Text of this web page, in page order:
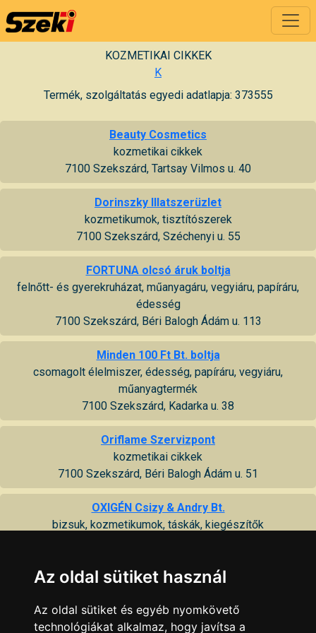
KOZMETIKAI CIKKEK
K
Termék, szolgáltatás egyedi adatlapja: 373555
Beauty Cosmetics
kozmetikai cikkek
7100 Szekszárd, Tartsay Vilmos u. 40
Dorinszky Illatszerüzlet
kozmetikumok, tisztítószerek
7100 Szekszárd, Széchenyi u. 55
FORTUNA olcsó áruk boltja
felnőtt- és gyerekruházat, műanyagáru, vegyiáru, papíráru,
édesség
7100 Szekszárd, Béri Balogh Ádám u. 113
Minden 100 Ft Bt. boltja
csomagolt élelmiszer, édesség, papíráru, vegyiáru,
műanyagtermék
7100 Szekszárd, Kadarka u. 38
Oriflame Szervizpont
kozmetikai cikkek
7100 Szekszárd, Béri Balogh Ádám u. 51
OXIGÉN Csizy & Andry Bt.
bizsuk, kozmetikumok, táskák, kiegészítők
Pannon Profit '99 Kft.
flakonok előállítása, élelmiszeripari termékek csomagolása
7100 Szekszárd, Tartsay Vilmos u. 10
Az oldal sütiket használ
Az oldal sütiket és egyéb nyomkövető
technológiákat alkalmaz, hogy javítsa a